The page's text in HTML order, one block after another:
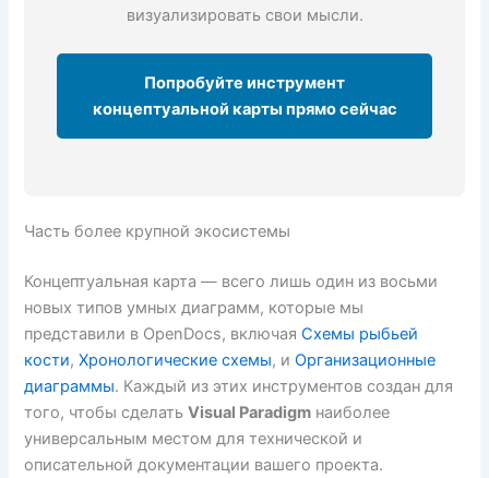
визуализировать свои мысли.
Попробуйте инструмент
концептуальной карты прямо сейчас
Часть более крупной экосистемы
Концептуальная карта — всего лишь один из восьми
новых типов умных диаграмм, которые мы
представили в OpenDocs, включаяСхемы рыбьей
кости,Хронологические схемы, иОрганизационные
диаграммы. Каждый из этих инструментов создан для
того, чтобы сделатьVisual Paradigm наиболее
универсальным местом для технической и
описательной документации вашего проекта.